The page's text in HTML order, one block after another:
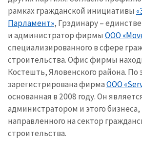
рамках гражданской инициативы
Парламент», Грэдинару –
и администратор фирмы ООО
специализированного в сфере
строительства. Офис фирмы
Костешть, Яловенского района. По
зарегистрирована фирмаООО
основанная в 2008 году. Он
администратором и этого
направленного на сектор
строительства.